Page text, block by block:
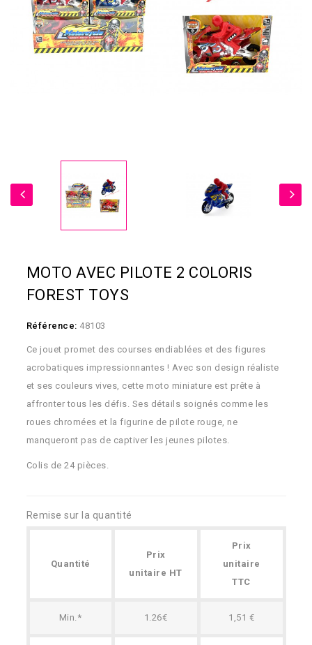
MOTO AVEC PILOTE 2 COLORIS
FOREST TOYS
Référence: 48103
Ce jouet promet des courses endiablées et des figures
acrobatiques impressionnantes ! Avec son design réaliste
et ses couleurs vives, cette moto miniature est prête à
affronter tous les défis. Ses détails soignés comme les
roues chromées et la figurine de pilote rouge, ne
manqueront pas de captiver les jeunes pilotes.
Colis de 24 pièces.
Remise sur la quantité
Quantité
Prix
unitaire HT
Prix
unitaire
TTC
Min.* 1.26€ 1,51 €